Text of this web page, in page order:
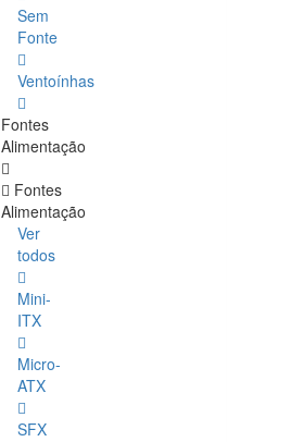
Sem
Fonte
Ventoínhas
Fontes
Alimentação
Fontes
Alimentação
Ver
todos
Mini-
ITX
Micro-
ATX
SFX